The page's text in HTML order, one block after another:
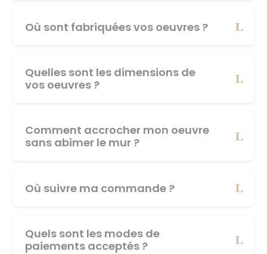
Où sont fabriquées vos oeuvres ?
Quelles sont les dimensions de
vos oeuvres ?
Comment accrocher mon oeuvre
sans abîmer le mur ?
Où suivre ma commande ?
Quels sont les modes de
paiements acceptés ?